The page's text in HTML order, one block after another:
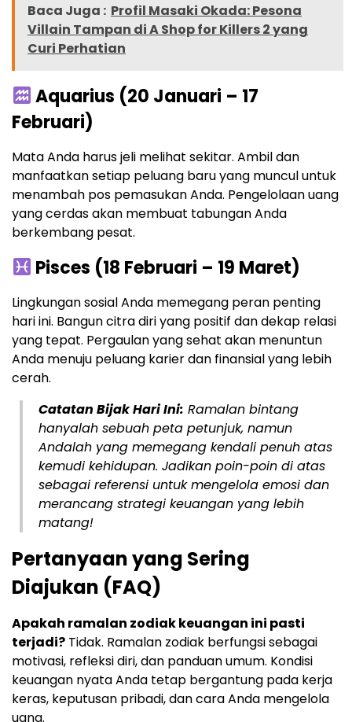
Baca Juga : Profil Masaki Okada: Pesona
Villain Tampan di A Shop for Killers 2 yang
Curi Perhatian
Aquarius (20 Januari – 17
Februari)
Mata Anda harus jeli melihat sekitar. Ambil dan
manfaatkan setiap peluang baru yang muncul untuk
menambah pos pemasukan Anda. Pengelolaan uang
yang cerdas akan membuat tabungan Anda
berkembang pesat.
Pisces (18 Februari – 19 Maret)
Lingkungan sosial Anda memegang peran penting
hari ini. Bangun citra diri yang positif dan dekap relasi
yang tepat. Pergaulan yang sehat akan menuntun
Anda menuju peluang karier dan finansial yang lebih
cerah.
Catatan Bijak Hari Ini: Ramalan bintang
hanyalah sebuah peta petunjuk, namun
Andalah yang memegang kendali penuh atas
kemudi kehidupan. Jadikan poin-poin di atas
sebagai referensi untuk mengelola emosi dan
merancang strategi keuangan yang lebih
matang!
Pertanyaan yang Sering
Diajukan (FAQ)
Apakah ramalan zodiak keuangan ini pasti
terjadi? Tidak. Ramalan zodiak berfungsi sebagai
motivasi, refleksi diri, dan panduan umum. Kondisi
keuangan nyata Anda tetap bergantung pada kerja
keras, keputusan pribadi, dan cara Anda mengelola
uang.